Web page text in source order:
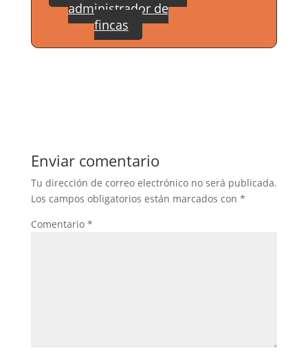
administrador de
fincas
Enviar comentario
Tu dirección de correo electrónico no será publicada.
Los campos obligatorios están marcados con *
Comentario *